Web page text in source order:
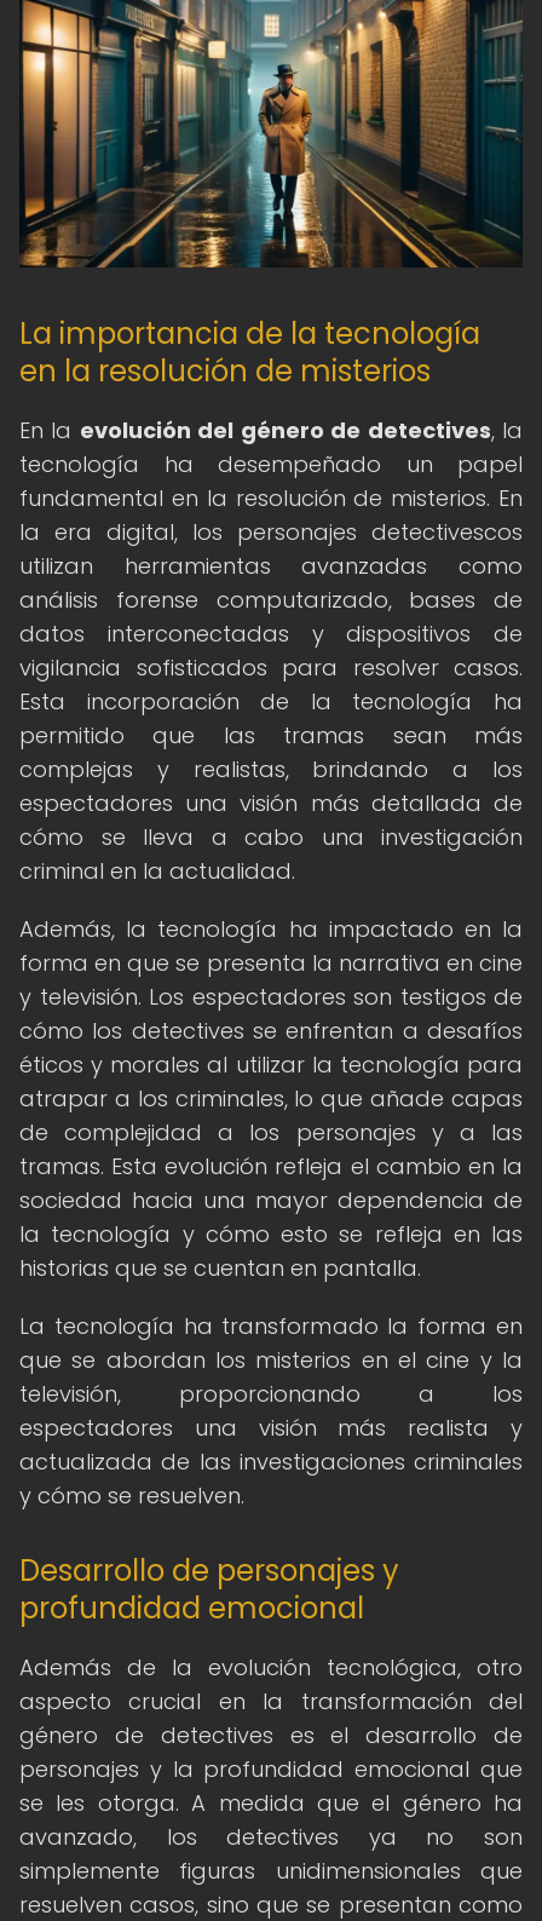
La importancia de la tecnología
en la resolución de misterios
En la evolución del género de detectives, la
tecnología ha desempeñado un papel
fundamental en la resolución de misterios. En
la era digital, los personajes detectivescos
utilizan herramientas avanzadas como
análisis forense computarizado, bases de
datos interconectadas y dispositivos de
vigilancia sofisticados para resolver casos.
Esta incorporación de la tecnología ha
permitido que las tramas sean más
complejas y realistas, brindando a los
espectadores una visión más detallada de
cómo se lleva a cabo una investigación
criminal en la actualidad.
Además, la tecnología ha impactado en la
forma en que se presenta la narrativa en cine
y televisión. Los espectadores son testigos de
cómo los detectives se enfrentan a desafíos
éticos y morales al utilizar la tecnología para
atrapar a los criminales, lo que añade capas
de complejidad a los personajes y a las
tramas. Esta evolución refleja el cambio en la
sociedad hacia una mayor dependencia de
la tecnología y cómo esto se refleja en las
historias que se cuentan en pantalla.
La tecnología ha transformado la forma en
que se abordan los misterios en el cine y la
televisión, proporcionando a los
espectadores una visión más realista y
actualizada de las investigaciones criminales
y cómo se resuelven.
Desarrollo de personajes y
profundidad emocional
Además de la evolución tecnológica, otro
aspecto crucial en la transformación del
género de detectives es el desarrollo de
personajes y la profundidad emocional que
se les otorga. A medida que el género ha
avanzado, los detectives ya no son
simplemente figuras unidimensionales que
resuelven casos, sino que se presentan como